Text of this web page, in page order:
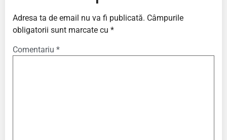
Adresa ta de email nu va fi publicată. Câmpurile
obligatorii sunt marcate cu *
Comentariu *